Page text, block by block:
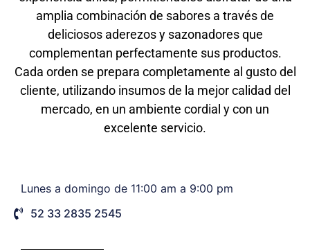
amplia combinación de sabores a través de
deliciosos aderezos y sazonadores que
complementan perfectamente sus productos.
Cada orden se prepara completamente al gusto del
cliente, utilizando insumos de la mejor calidad del
mercado, en un ambiente cordial y con un
excelente servicio.
Lunes a domingo de 11:00 am a 9:00 pm
52 33 2835 2545